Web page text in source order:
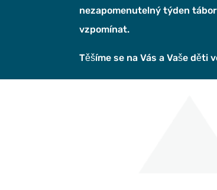
nezapomenutelný týden
vzpomínat.
Těšíme se na Vás a Vaše děti